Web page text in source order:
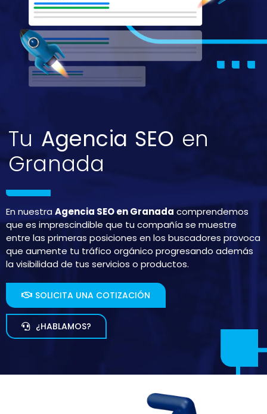
Tu Agencia SEO en
Granada
En nuestra Agencia SEO en Granadacomprendemos
que es imprescindible que tu compañía se muestre
entre las primeras posiciones en los buscadores provoca
que aumente tu tráfico orgánico progresando además
la visibilidad de tus servicios o productos.
SOLICITA UNA COTIZACIÓN
¿HABLAMOS?